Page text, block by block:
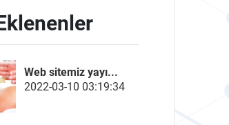
Web sitemiz yayı...
2022-03-10 03:19:34